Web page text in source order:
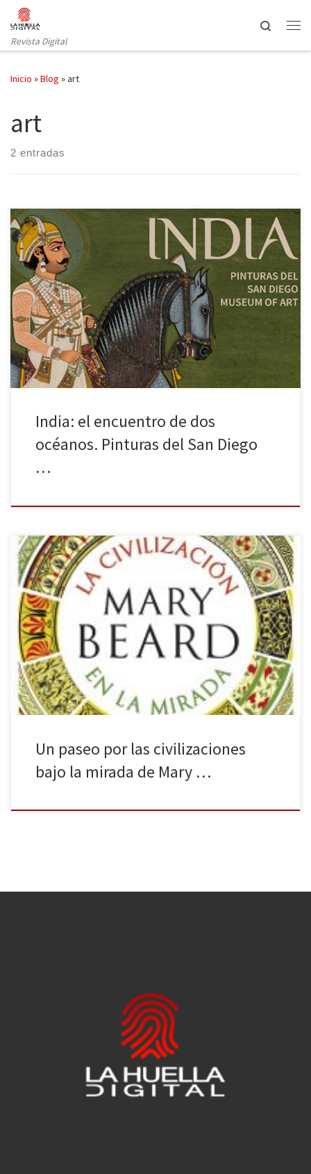
Saltar al contenido
Revista Digital
Search
Inicio »Blog »art
art
2 entradas
Reseña de la exposición de arte hindú del Museo de San Diego en
el CentroCentro de Madrid
India: el encuentro de dos
océanos. Pinturas del San Diego
…
La editorial Crítica (Grupo Planeta) ha publicado la última obra de
Mary Beard, Premio Princesa de Asturias de Ciencias Sociales en
2016, un libro sobre el arte y la forma de ver la realidad por los
diferentes pueblos. La civilización en la mirada (febrero de 2019),
traducción de Civilizations: How […]
Un paseo por las civilizaciones
bajo la mirada de Mary …